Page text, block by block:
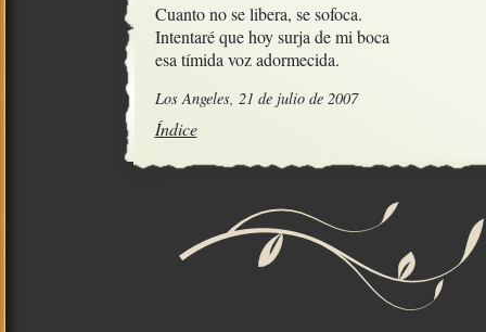
Cuanto no se libera, se sofoca.
Intentaré que hoy surja de mi boca
esa tímida voz adormecida.
Los Angeles, 21 de julio de 2007
Índice